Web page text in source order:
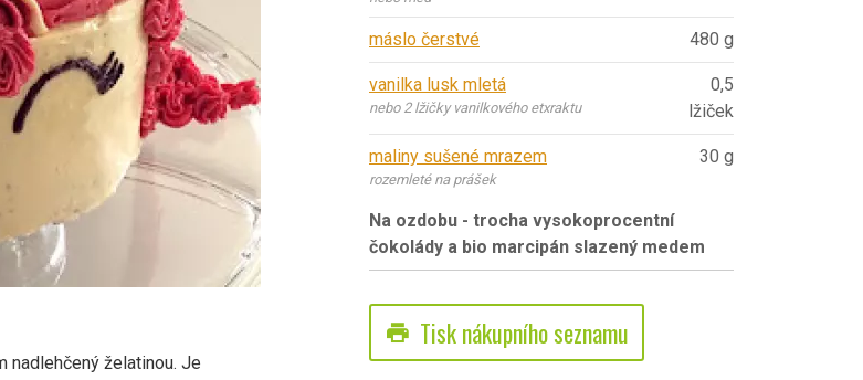
nadlehčený želatinou. Je
máslo čerstvé 480 g
vanilka lusk mletá
nebo 2 lžičky vanilkového etxraktu
0,5
lžiček
maliny sušené mrazem
rozemleté na prášek
30 g
Na ozdobu - trocha vysokoprocentní
čokolády a bio marcipán slazený medem
print Tisk nákupního seznamu